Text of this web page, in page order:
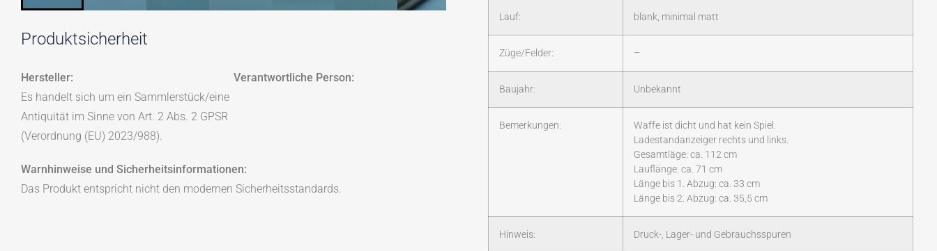
Produktsicherheit
Hersteller:
Es handelt sich um ein Sammlerstück/eine
Antiquität im Sinne von Art. 2 Abs. 2 GPSR
(Verordnung (EU) 2023/988).
Verantwortliche Person:
Warnhinweise und Sicherheitsinformationen:
Das Produkt entspricht nicht den modernen Sicherheitsstandards.
Lauf: blank, minimal matt
Züge/Felder: –
Baujahr: Unbekannt
Bemerkungen:
Waffe ist dicht und hat kein Spiel.
Ladestandanzeiger rechts und links.
Gesamtläge: ca. 112 cm
Lauflänge: ca. 71 cm
Länge bis 1. Abzug: ca. 33 cm
Länge bis 2. Abzug: ca. 35,5 cm
Hinweis: Druck-, Lager- und Gebrauchsspuren